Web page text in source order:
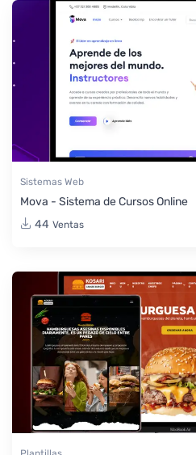
Sistemas Web
Mova - Sistema de Cursos Online
44 Ventas